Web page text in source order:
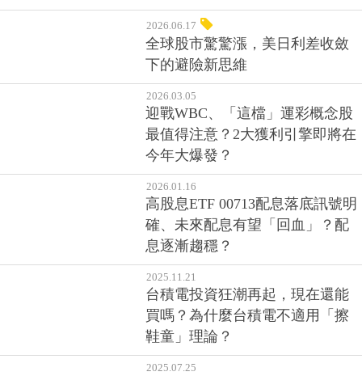
2026.06.17
全球股市驚驚漲，美日利差收斂
下的避險新思維
2026.03.05
迎戰WBC、「這檔」運彩概念股
最值得注意？2大獲利引擎即將在
今年大爆發？
2026.01.16
高股息ETF 00713配息落底訊號明
確、未來配息有望「回血」？配
息逐漸趨穩？
2025.11.21
台積電投資狂潮再起，現在還能
買嗎？為什麼台積電不適用「擦
鞋童」理論？
2025.07.25